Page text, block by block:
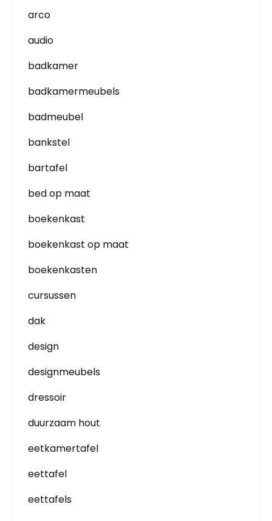
arco
audio
badkamer
badkamermeubels
badmeubel
bankstel
bartafel
bed op maat
boekenkast
boekenkast op maat
boekenkasten
cursussen
dak
design
designmeubels
dressoir
duurzaam hout
eetkamertafel
eettafel
eettafels